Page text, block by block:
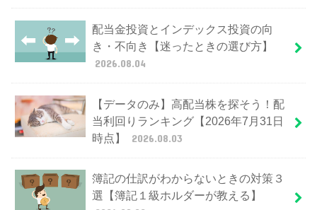
配当金投資とインデックス投資の向
き・不向き【迷ったときの選び方】
2026.08.04
【データのみ】高配当株を探そう！配
当利回りランキング【2026年7月31日
時点】
2026.08.03
簿記の仕訳がわからないときの対策３
選【簿記１級ホルダーが教える】